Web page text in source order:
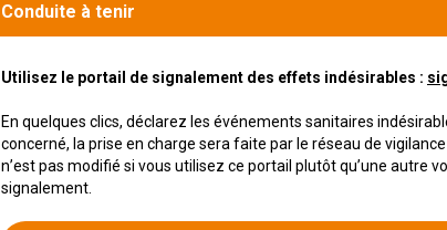
Conduite à tenir
Utilisez le portail de signalement des effets indésirables :
En quelques clics, déclarez les événements sanitaires
concerné, la prise en charge sera faite par le réseau de
n’est pas modifié si vous utilisez ce portail plutôt qu’une autre
signalement.